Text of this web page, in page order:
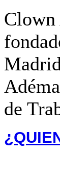
Clown
de